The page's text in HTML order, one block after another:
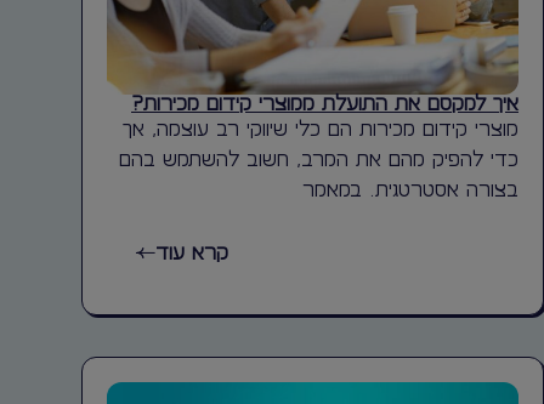
איך למקסם את התועלת ממוצרי קידום מכירות?
מוצרי קידום מכירות הם כלי שיווקי רב עוצמה, אך
כדי להפיק מהם את המרב, חשוב להשתמש בהם
בצורה אסטרטגית. במאמר
קרא עוד